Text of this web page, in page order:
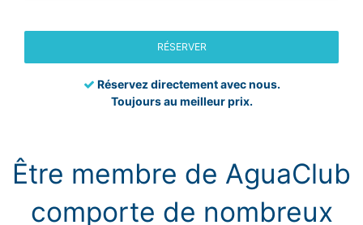
RÉSERVER
Réservez directement avec nous.
Toujours au meilleur prix.
Être membre de AguaClub
comporte de nombreux